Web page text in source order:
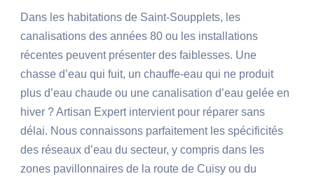
Dans les habitations de Saint-Soupplets, les
canalisations des années 80 ou les installations
récentes peuvent présenter des faiblesses. Une
chasse d’eau qui fuit, un chauffe-eau qui ne produit
plus d’eau chaude ou une canalisation d’eau gelée en
hiver ? Artisan Expert intervient pour réparer sans
délai. Nous connaissons parfaitement les spécificités
des réseaux d’eau du secteur, y compris dans les
zones pavillonnaires de la route de Cuisy ou du